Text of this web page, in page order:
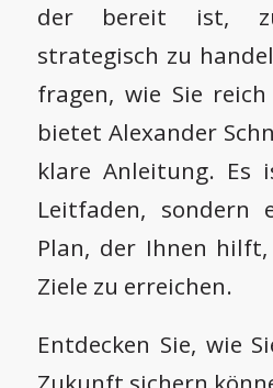
der bereit ist,
strategisch zu
fragen, wie Sie
bietet Alexander
klare Anleitung.
Leitfaden, sondern
Plan, der Ihnen
Ziele zu erreichen.
Entdecken Sie, wie